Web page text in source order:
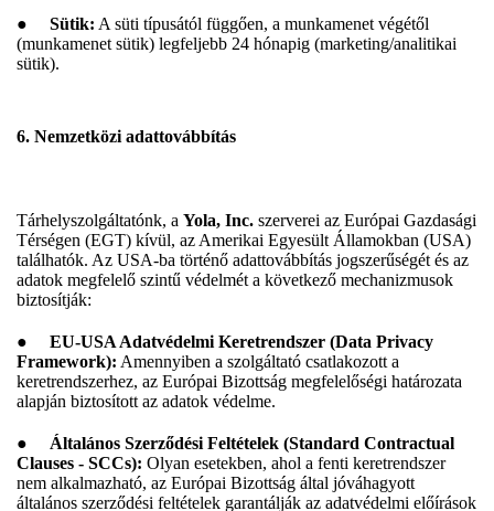
● Sütik: A süti típusától függően, a munkamenet végétől
(munkamenet sütik) legfeljebb 24 hónapig (marketing/analitikai
sütik).
6. Nemzetközi adattovábbítás
Tárhelyszolgáltatónk, a Yola, Inc. szerverei az Európai Gazdasági
Térségen (EGT) kívül, az Amerikai Egyesült Államokban (USA)
találhatók. Az USA-ba történő adattovábbítás jogszerűségét és az
adatok megfelelő szintű védelmét a következő mechanizmusok
biztosítják:
● EU-USA Adatvédelmi Keretrendszer (Data Privacy
Framework): Amennyiben a szolgáltató csatlakozott a
keretrendszerhez, az Európai Bizottság megfelelőségi határozata
alapján biztosított az adatok védelme.
● Általános Szerződési Feltételek (Standard Contractual
Clauses - SCCs): Olyan esetekben, ahol a fenti keretrendszer
nem alkalmazható, az Európai Bizottság által jóváhagyott
általános szerződési feltételek garantálják az adatvédelmi előírások